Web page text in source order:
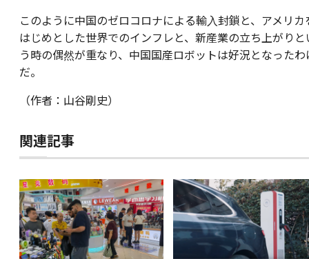
このように中国のゼロコロナによる輸入封鎖と、アメリカ
はじめとした世界でのインフレと、新産業の立ち上がりと
う時の偶然が重なり、中国国産ロボットは好況となったわ
だ。
（作者：山谷剛史）
関連記事